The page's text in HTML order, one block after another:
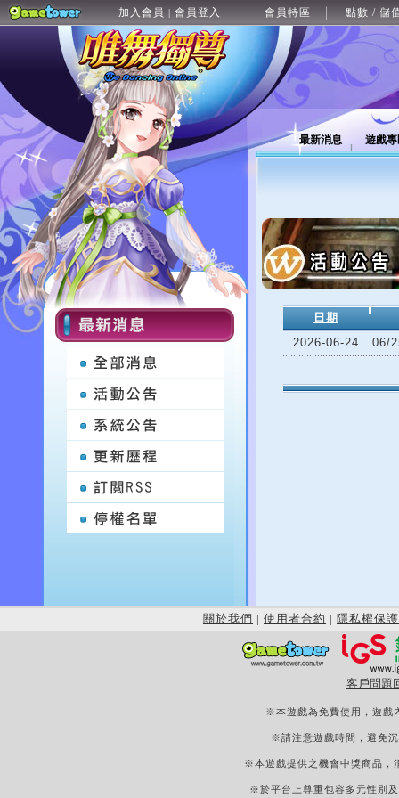
加入會員 | 會員登入 會員特區 點數 / 儲
最新消息 遊戲
日期
2026-06-24
06/
關於我們 | 使用者合約 | 隱私權保護
客戶問題
※本遊戲為免費使用，遊戲
※請注意遊戲時間，避免
※本遊戲提供之機會中獎商品，
※於平台上尊重包容多元性別